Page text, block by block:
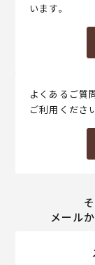
います。
よくあるご質
ご利用くださ
メール